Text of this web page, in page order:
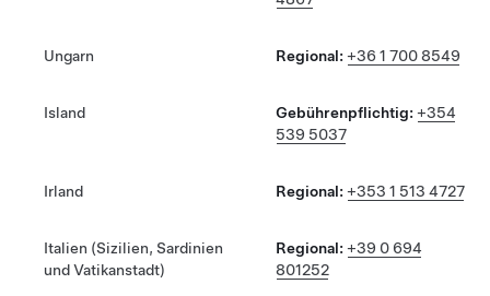
Ungarn Regional: +36 1 700 8549
Island Gebührenpflichtig: +354
539 5037
Irland Regional: +353 1 513 4727
Italien (Sizilien, Sardinien
und Vatikanstadt)
Regional: +39 0 694
801252